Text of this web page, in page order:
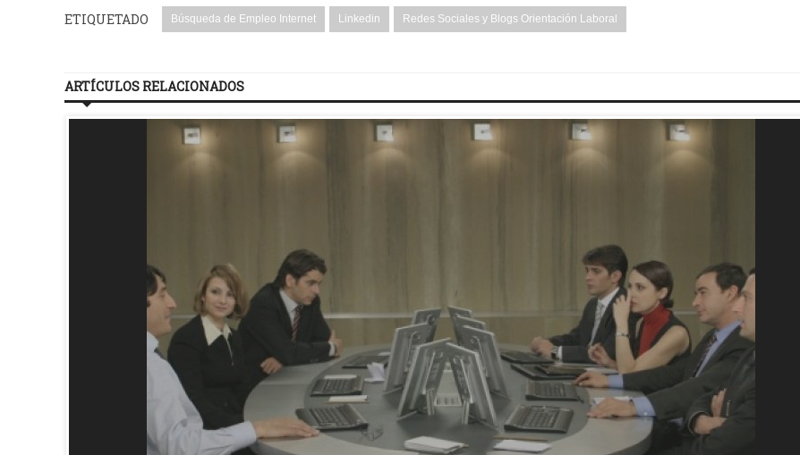
ETIQUETADO Búsqueda de Empleo Internet Linkedin Redes Sociales y Blogs Orientación Laboral
ARTÍCULOS RELACIONADOS